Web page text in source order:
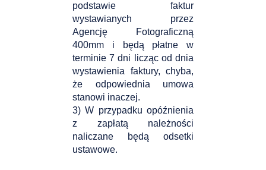
podstawie faktur
wystawianych przez
Agencję Fotograficzną
400mm i będą płatne w
terminie 7 dni licząc od dnia
wystawienia faktury, chyba,
że odpowiednia umowa
stanowi inaczej.
3) W przypadku opóźnienia
z zapłatą należności
naliczane będą odsetki
ustawowe.